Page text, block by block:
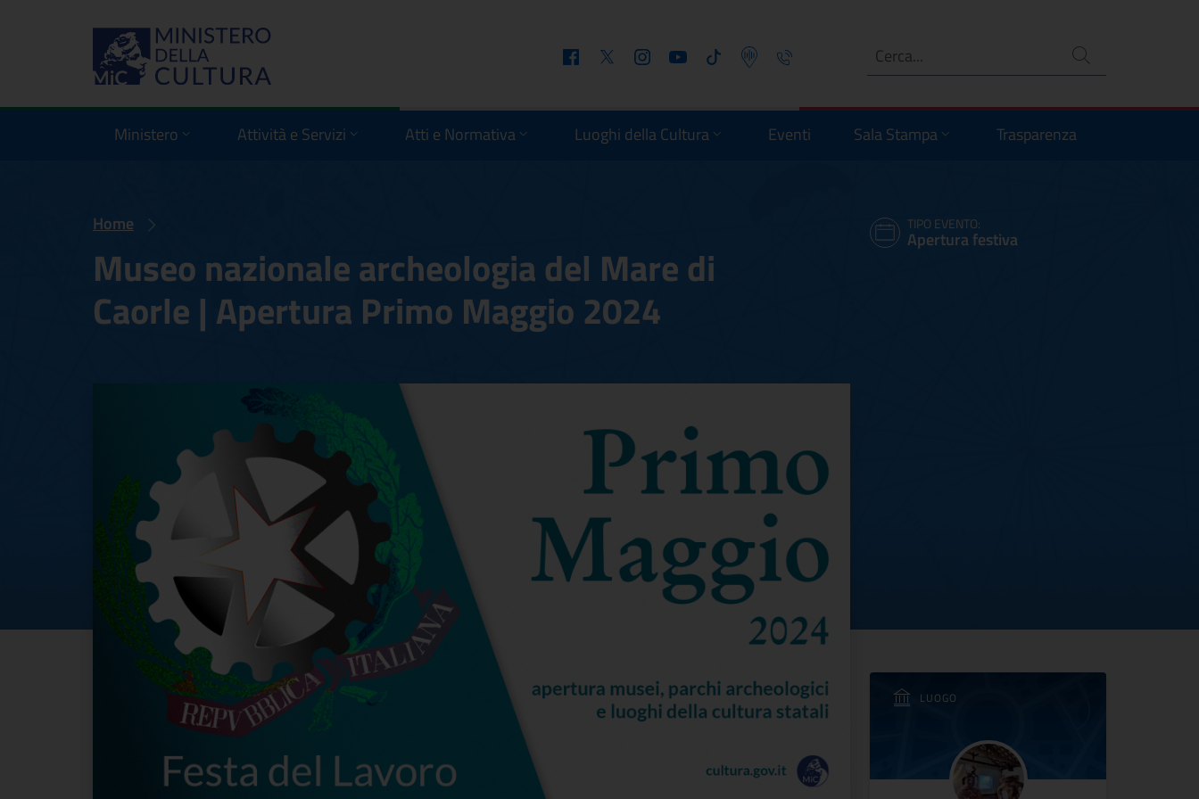
FacebookTwitter InstagramYoutube Tiktok Podcast Telefono Ricerca
Ministero Attività e Servizi Atti e Normativa Luoghi della Cultura Eventi Sala Stampa Trasparenza
Home
Museo nazionale archeologia del Mare di
Caorle | Apertura Primo Maggio 2024
TIPO EVENTO:
Apertura festiva
Museo nazionale archeologia del Mare di Caorle | Apertura
LUOGO